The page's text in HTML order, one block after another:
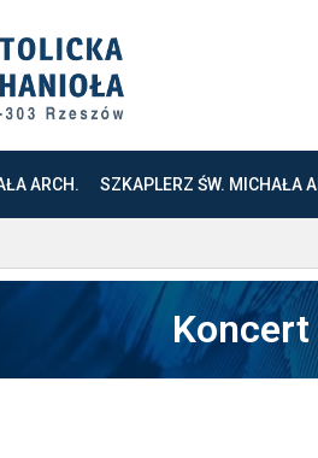
ARCH. SZKAPLERZ ŚW. MICHAŁA
Koncert